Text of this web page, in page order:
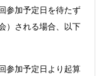
参加予定日を待たず
）される場合、以下
参加予定日より起算